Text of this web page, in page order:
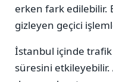
erken fark edilebilir.
gizleyen geçici
İstanbul içinde
süresini